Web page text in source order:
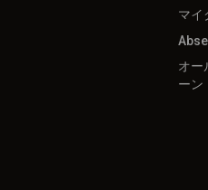
マイ
オー
ーン